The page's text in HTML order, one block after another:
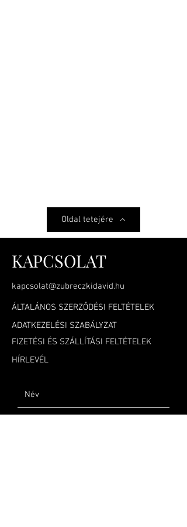
Oldal tetejére
KAPCSOLAT
kapcsolat@zubreczkidavid.hu
ÁLTALÁNOS SZERZŐDÉSI FELTÉTELEK
ADATKEZELÉSI SZABÁLYZAT
FIZETÉSI ÉS SZÁLLÍTÁSI FELTÉTELEK
HÍRLEVÉL